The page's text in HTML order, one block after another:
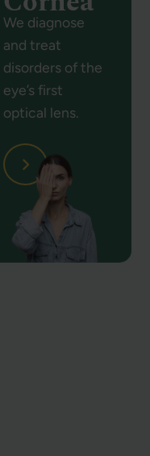
We diagnose
and treat
disorders of the
eye’s first
optical lens.